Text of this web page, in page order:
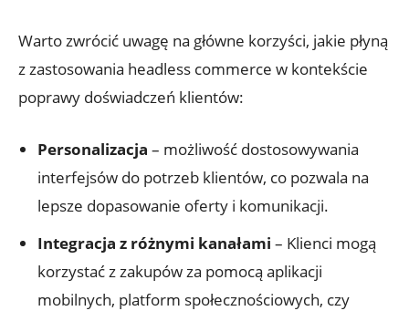
Warto zwrócić uwagę na⁢ główne korzyści, jakie płyną
z zastosowania ⁣headless commerce w kontekście
⁣poprawy doświadczeń klientów:
Personalizacja – możliwość dostosowywania
interfejsów do ​potrzeb klientów, co pozwala‌ na
lepsze dopasowanie oferty i komunikacji.
Integracja z różnymi kanałami – Klienci mogą
korzystać z zakupów za pomocą‍ aplikacji⁣
mobilnych, platform społecznościowych,​ czy